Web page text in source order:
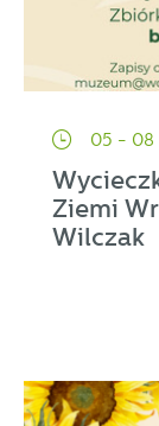
05 - 08
Ziemi
Wilczak